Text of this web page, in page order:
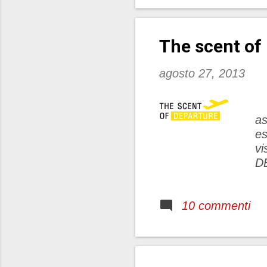
The scent of
agosto 27, 2013
10 commenti